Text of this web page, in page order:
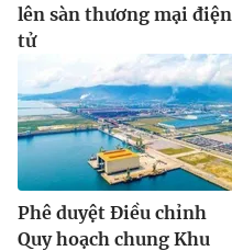
lên sàn thương mại điện
tử
Phê duyệt Điều chỉnh
Quy hoạch chung Khu